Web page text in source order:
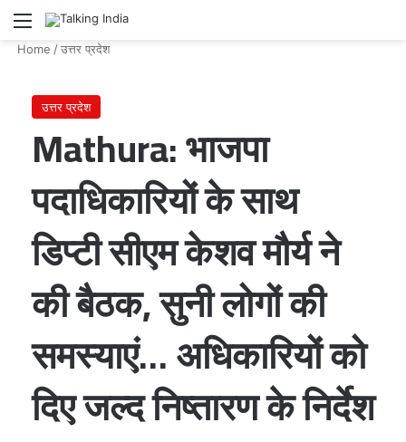
Menu
Home /उत्तर प्रदेश
उत्तर प्रदेश
Mathura: भाजपा
पदाधिकारियों के साथ
डिप्टी सीएम केशव मौर्य ने
की बैठक, सुनी लोगों की
समस्याएं… अधिकारियों को
दिए जल्द निष्तारण के निर्देश